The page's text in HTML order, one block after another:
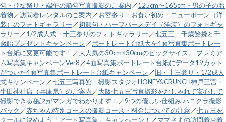
句・ひな祭り・端午の節句写真撮影のご案内 ／125cm〜165cm・男の子のお
着物 ／訪問着レンタルのご案内 ／お宮参り・お食い初め・ニューボーン（洋
装）のフォトギャラリー ／初節句・ハーフバースデイ（洋装）のフォトギャ
ラリー ／1/2成人式・十三参りのフォトギャラリー ／七五三・千歳飴袋と千
歳飴プレゼントキャンペーン ／ポートレート台紙大を4面写真集ポートレー
ト台紙に変更可能です！ ／大人気の30cm×30cmのビッグサイズ。 プレミア
ム写真集キャンペーンVer8 ／4面写真集ポートレート台紙にデータ19カット
がついた4面写真集ポートレート台紙キャンペーン ／旧・十三参り・1/2成人
式キャンペーン ／七五三写真館・撮影スタジオHONEY&CRUNCH神戸三宮・
生田神社店（兵庫県）のご案内 ／大阪七五三写真撮影をおしゃれで安心して
撮影できる秘訣がマンガでわかります！ ／9つの優しい仕組み ハニクラ撮影
パック ／赤ちゃん特別コースの撮影コース・料金についての注意／七五三を
クールに決めよう「アート写真集」キャンペーン！ ／ママさまの訪問着お着